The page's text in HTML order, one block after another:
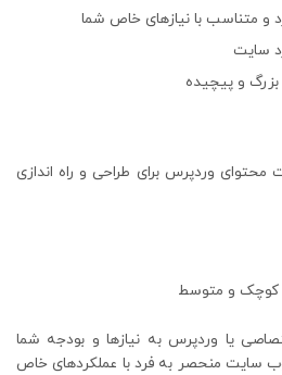
و متناسب با نیازهای خاص شما
سایت
و پیچیده
وردپرس برای طراحی و راه اندازی
کوچک و متوسط
یا وردپرس به نیازها و بودجه شما
سایت منحصر به فرد با عملکردهای خاص